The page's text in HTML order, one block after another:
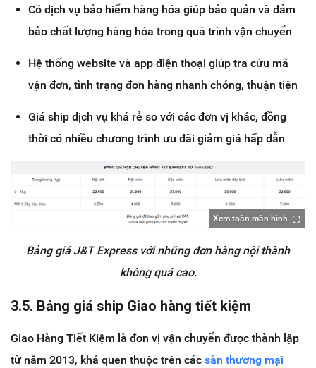
Có dịch vụ bảo hiểm hàng hóa giúp bảo quản và đảm
bảo chất lượng hàng hóa trong quá trình vận chuyển
Hệ thống website và app điện thoại giúp tra cứu mã
vận đơn, tình trạng đơn hàng nhanh chóng, thuận tiện
Giá ship dịch vụ khá rẻ so với các đơn vị khác, đồng
thời có nhiều chương trình ưu đãi giảm giá hấp dẫn
Xem toàn màn hình
Bảng giá J&T Express với những đơn hàng nội thành
không quá cao.
3.5. Bảng giá ship Giao hàng tiết kiệm
Giao Hàng Tiết Kiệm là đơn vị vận chuyển được thành lập
từ năm 2013, khá quen thuộc trên các sàn thương mại